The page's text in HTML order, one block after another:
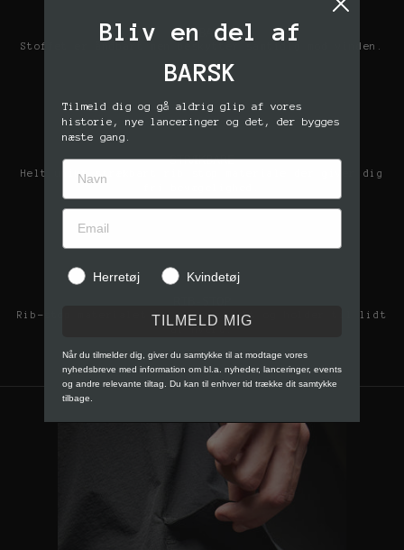
ÅNDBARE
Stoffet er åndbart men beskytter samtidig mod vinden.
STRÆKBARE
Helt unikt strækbart rib stop materiale der giver dig
Rib-stop materialet er super stærkt og holder til lidt
af hvert.
Bliv en del af
BARSK
Tilmeld dig og gå aldrig glip af vores
historie, nye lanceringer og det, der bygges
næste gang.
Herretøj Kvindetøj
TILMELD MIG
Når du tilmelder dig, giver du samtykke til at modtage vores
nyhedsbreve med information om bl.a. nyheder, lanceringer, events
og andre relevante tiltag. Du kan til enhver tid trække dit samtykke
tilbage.